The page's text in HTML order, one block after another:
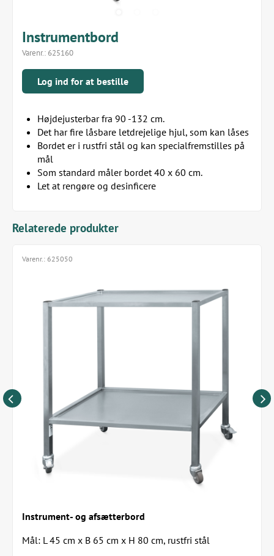
Instrumentbord
Varenr.: 625160
Log ind for at bestille
Højdejusterbar fra 90 -132 cm.
Det har fire låsbare letdrejelige hjul, som kan låses
Bordet er i rustfri stål og kan specialfremstilles på
mål
Som standard måler bordet 40 x 60 cm.
Let at rengøre og desinficere
Relaterede produkter
Instrument- og afsætterbord
Mål: L 45 cm x B 65 cm x H 80 cm, rustfri stål
Varenr.: 625050